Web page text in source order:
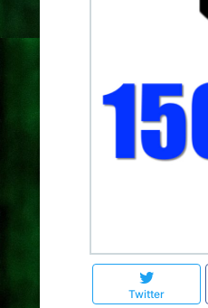
Twitter